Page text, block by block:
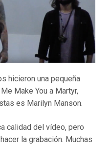
hicieron una pequeña
Make You a Martyr,
es Marilyn Manson.
calidad del vídeo, pero
la grabación. Muchas